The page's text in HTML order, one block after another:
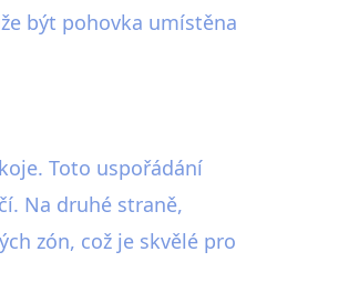
být pohovka umístěna
Toto uspořádání
Na druhé straně,
zón, což je skvělé pro